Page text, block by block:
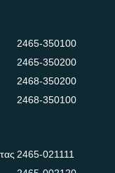
2465-350100
2465-350200
2468-350200
2468-350100
2465-021111